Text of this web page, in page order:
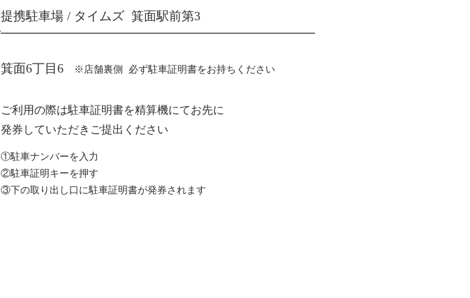
提携駐車場 / タイムズ 箕面駅前第3
箕面6丁目6 ※店舗裏側 必ず駐車証明書をお持ちください
ご利用の際は駐車証明書を精算機にてお先に
発券していただきご提出ください
①駐車ナンバーを入力
②駐車証明キーを押す
③下の取り出し口に駐車証明書が発券されます